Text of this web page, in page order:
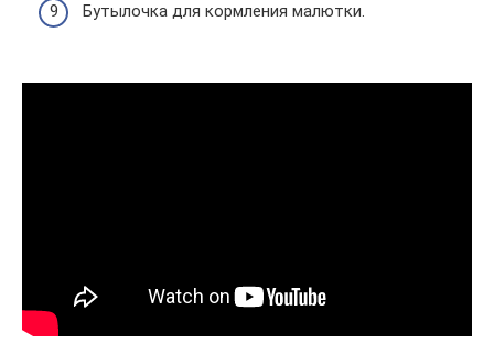
Бутылочка для кормления малютки.